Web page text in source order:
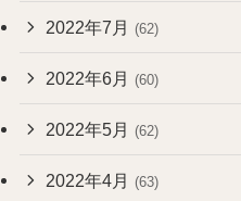
2022年7月 (62)
2022年6月 (60)
2022年5月 (62)
2022年4月 (63)